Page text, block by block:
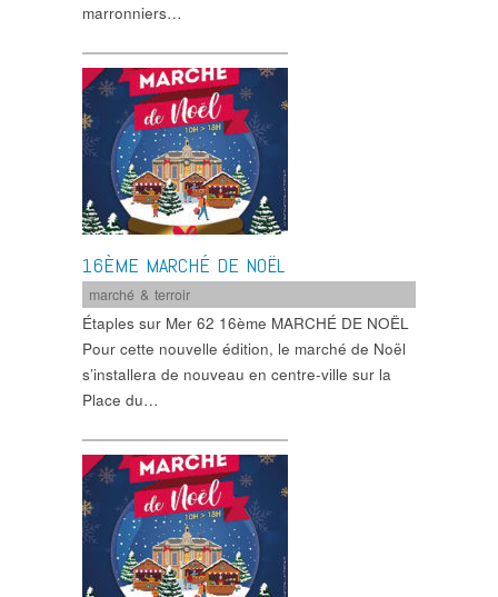
marronniers…
16ÈME MARCHÉ DE NOËL
marché & terroir
Étaples sur Mer 62 16ème MARCHÉ DE NOËL
Pour cette nouvelle édition, le marché de Noël
s’installera de nouveau en centre-ville sur la
Place du…